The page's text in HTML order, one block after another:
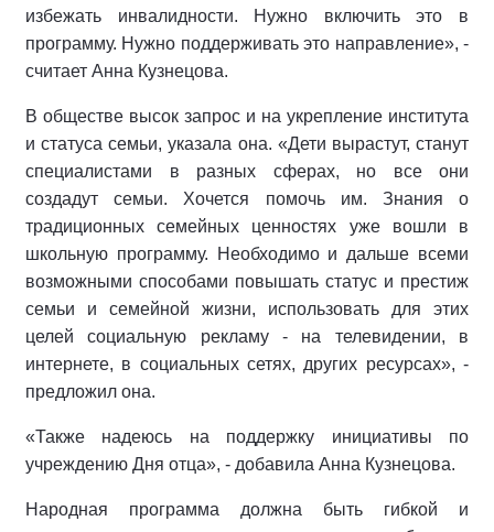
избежать инвалидности. Нужно включить это в
программу. Нужно поддерживать это направление», -
считает Анна Кузнецова.
В обществе высок запрос и на укрепление института
и статуса семьи, указала она. «Дети вырастут, станут
специалистами в разных сферах, но все они
создадут семьи. Хочется помочь им. Знания о
традиционных семейных ценностях уже вошли в
школьную программу. Необходимо и дальше всеми
возможными способами повышать статус и престиж
семьи и семейной жизни, использовать для этих
целей социальную рекламу - на телевидении, в
интернете, в социальных сетях, других ресурсах», -
предложил она.
«Также надеюсь на поддержку инициативы по
учреждению Дня отца», - добавила Анна Кузнецова.
Народная программа должна быть гибкой и